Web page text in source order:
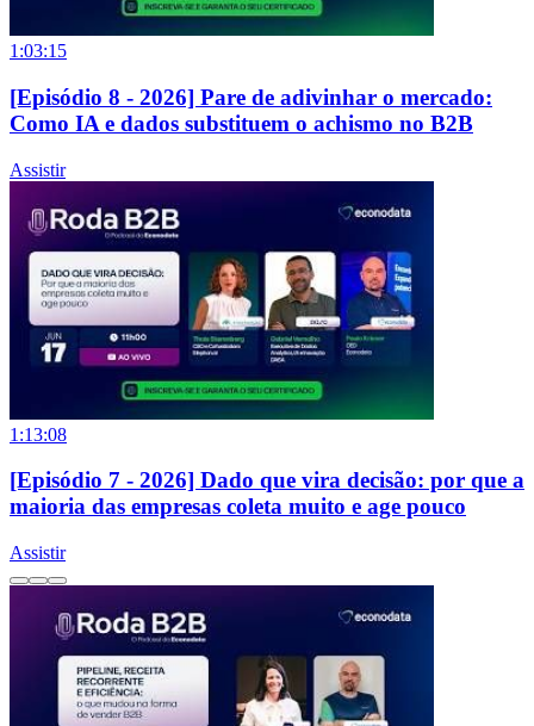
1:03:15
[Episódio 8 - 2026] Pare de adivinhar o mercado:
Como IA e dados substituem o achismo no B2B
Assistir
1:13:08
[Episódio 7 - 2026] Dado que vira decisão: por que a
maioria das empresas coleta muito e age pouco
Assistir